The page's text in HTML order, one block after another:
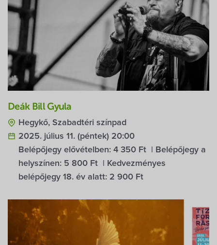
Deák Bill Gyula
Hegykő, Szabadtéri színpad
2025. július 11. (péntek) 20:00
Belépőjegy elővételben: 4 350 Ft | Belépőjegy a
helyszínen: 5 800 Ft | Kedvezményes
belépőjegy 18. év alatt: 2 900 Ft